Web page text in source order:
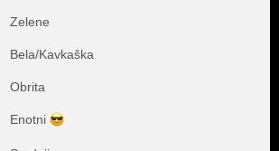
Zelene
Bela/Kavkaška
Obrita
Enotni